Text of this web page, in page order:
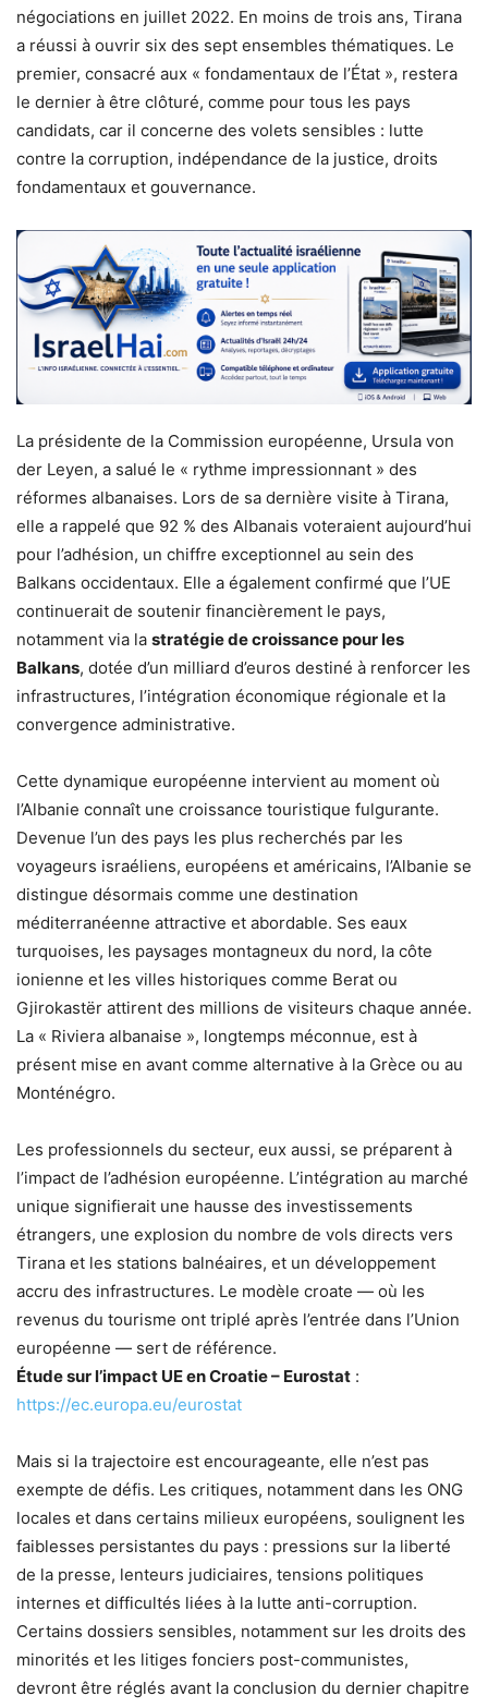
négociations en juillet 2022. En moins de trois ans, Tirana
a réussi à ouvrir six des sept ensembles thématiques. Le
premier, consacré aux « fondamentaux de l’État », restera
le dernier à être clôturé, comme pour tous les pays
candidats, car il concerne des volets sensibles : lutte
contre la corruption, indépendance de la justice, droits
fondamentaux et gouvernance.
La présidente de la Commission européenne, Ursula von
der Leyen, a salué le « rythme impressionnant » des
réformes albanaises. Lors de sa dernière visite à Tirana,
elle a rappelé que 92 % des Albanais voteraient aujourd’hui
pour l’adhésion, un chiffre exceptionnel au sein des
Balkans occidentaux. Elle a également confirmé que l’UE
continuerait de soutenir financièrement le pays,
notamment via la stratégie de croissance pour les
Balkans, dotée d’un milliard d’euros destiné à renforcer les
infrastructures, l’intégration économique régionale et la
convergence administrative.
Cette dynamique européenne intervient au moment où
l’Albanie connaît une croissance touristique fulgurante.
Devenue l’un des pays les plus recherchés par les
voyageurs israéliens, européens et américains, l’Albanie se
distingue désormais comme une destination
méditerranéenne attractive et abordable. Ses eaux
turquoises, les paysages montagneux du nord, la côte
ionienne et les villes historiques comme Berat ou
Gjirokastër attirent des millions de visiteurs chaque année.
La « Riviera albanaise », longtemps méconnue, est à
présent mise en avant comme alternative à la Grèce ou au
Monténégro.
Les professionnels du secteur, eux aussi, se préparent à
l’impact de l’adhésion européenne. L’intégration au marché
unique signifierait une hausse des investissements
étrangers, une explosion du nombre de vols directs vers
Tirana et les stations balnéaires, et un développement
accru des infrastructures. Le modèle croate — où les
revenus du tourisme ont triplé après l’entrée dans l’Union
européenne — sert de référence.
Étude sur l’impact UE en Croatie – Eurostat :
https://ec.europa.eu/eurostat
Mais si la trajectoire est encourageante, elle n’est pas
exempte de défis. Les critiques, notamment dans les ONG
locales et dans certains milieux européens, soulignent les
faiblesses persistantes du pays : pressions sur la liberté
de la presse, lenteurs judiciaires, tensions politiques
internes et difficultés liées à la lutte anti-corruption.
Certains dossiers sensibles, notamment sur les droits des
minorités et les litiges fonciers post-communistes,
devront être réglés avant la conclusion du dernier chapitre